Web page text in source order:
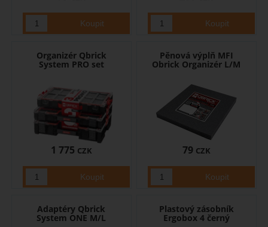
Organizér Qbrick
System PRO set
1 775 CZK
Pěnová výplň MFI
Obrick Organizér L/M
79 CZK
Adaptéry Qbrick
System ONE M/L
Plastový zásobník
Ergobox 4 černý